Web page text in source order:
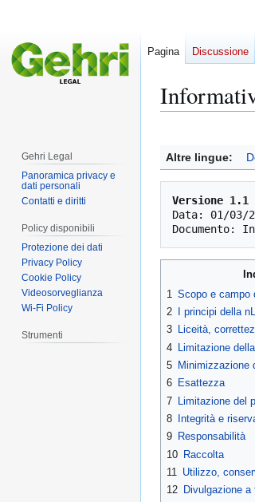
alla
navigazione
alla
ricerca
Altre lingue:
Versione 1.1
Data: 01/03/
1 Scopo e campo
2
I principi della
3 Liceità,
4 Limitazione
5 Minimizzazione
6 Esattezza
7 Limitazione del
8
Integrità e
9 Responsabilità
10 Raccolta
11
Utilizzo,
12 Divulgazione a
Pagina Discussione
Gehri Legal
Panoramica privacy e
dati personali
Contatti e diritti
Policy disponibili
Protezione dei dati
Privacy Policy
Cookie Policy
Videosorveglianza
Wi-Fi Policy
Strumenti